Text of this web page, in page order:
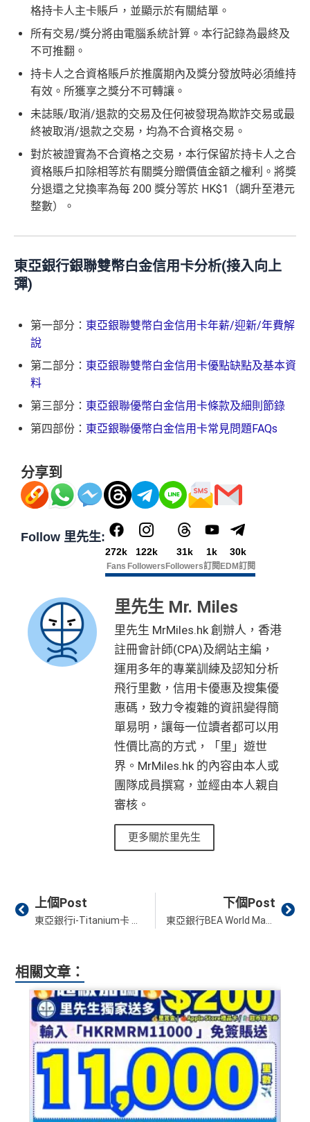
格持卡人主卡賬戶，並顯示於有關結單。
所有交易/獎分將由電腦系統計算。本行記錄為最終及
不可推翻。
持卡人之合資格賬戶於推廣期內及獎分發放時必須維持
有效。所獲享之獎分不可轉讓。
未誌賬/取消/退款的交易及任何被發現為欺詐交易或最
終被取消/退款之交易，均為不合資格交易。
對於被證實為不合資格之交易，本行保留於持卡人之合
資格賬戶扣除相等於有關獎分贈價值金額之權利。將獎
分退還之兌換率為每 200 獎分等於 HK$1（調升至港元
整數）。
東亞銀行銀聯雙幣白金信用卡分析(接入向上
彈)
第一部分： 東亞銀聯雙幣白金信用卡年薪/迎新/年費解
說
第二部分： 東亞銀聯雙幣白金信用卡優點缺點及基本資
料
第三部分： 東亞銀聯優幣白金信用卡條款及細則節錄
第四部份： 東亞銀聯優幣白金信用卡常見問題FAQs
分享到
Follow 里先生:
272k
Fans
122k
Followers
31k
Followers
1k
訂閱
30k
EDM訂閱
里先生 Mr. Miles
里先生 MrMiles.hk 創辦人，香港
註冊會計師(CPA)及網站主編，
運用多年的專業訓練及認知分析
飛行里數，信用卡優惠及搜集優
惠碼，致力令複雜的資訊變得簡
單易明，讓每一位讀者都可以用
性價比高的方式，「里」遊世
界。MrMiles.hk 的內容由本人或
團隊成員撰寫，並經由本人親自
審核。
更多關於里先生
Prev
上個Post 下個Post
相關文章：